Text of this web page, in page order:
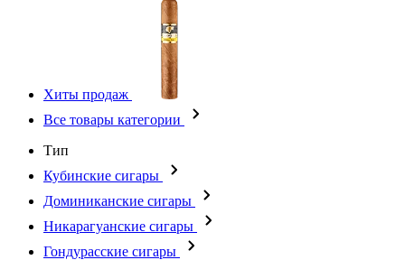
Хиты продаж
Все товары категории
Тип
Кубинские сигары
Доминиканские сигары
Никарагуанские сигары
Гондурасские сигары